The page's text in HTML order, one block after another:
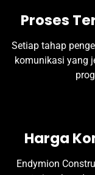
Proses
Setiap tahap
komunikasi yang
Harga
Endymion